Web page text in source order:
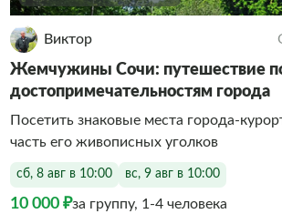
Виктор
Жемчужины Сочи: путешествие
достопримечательностям города
Посетить знаковые места города-
часть его живописных уголков
сб, 8 авг в 10:00 вс, 9 авг в 10:00
10 000 ₽за группу, 1-4 человека